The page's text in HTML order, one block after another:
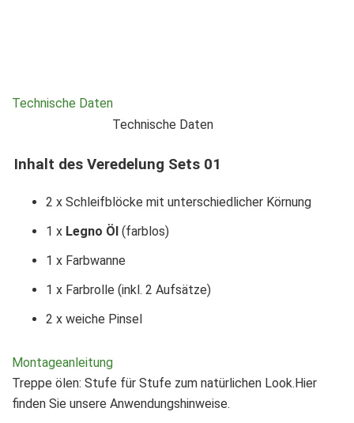
Technische Daten
Technische Daten
Inhalt des Veredelung Sets 01
2 x Schleifblöcke mit unterschiedlicher Körnung
1 x Legno Öl (farblos)
1 x Farbwanne
1 x Farbrolle (inkl. 2 Aufsätze)
2 x weiche Pinsel
Montageanleitung
Treppe ölen: Stufe für Stufe zum natürlichen Look.Hier
finden Sie unsere Anwendungshinweise.